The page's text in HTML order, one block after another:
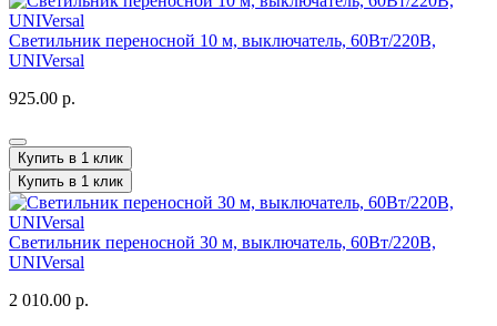
Светильник переносной 10 м, выключатель, 60Вт/220В,
UNIVersal
925.00 р.
Купить в 1 клик
Купить в 1 клик
Светильник переносной 30 м, выключатель, 60Вт/220В,
UNIVersal
2 010.00 р.